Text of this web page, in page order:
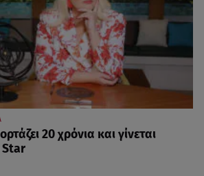
20 χρόνια και γίνεται
Star